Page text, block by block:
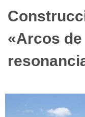
«Arcos